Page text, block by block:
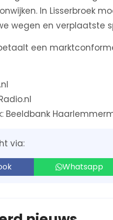
In Lisserbroek
wegen en verplaatste
een
Beeldbank
via:
Whatsapp